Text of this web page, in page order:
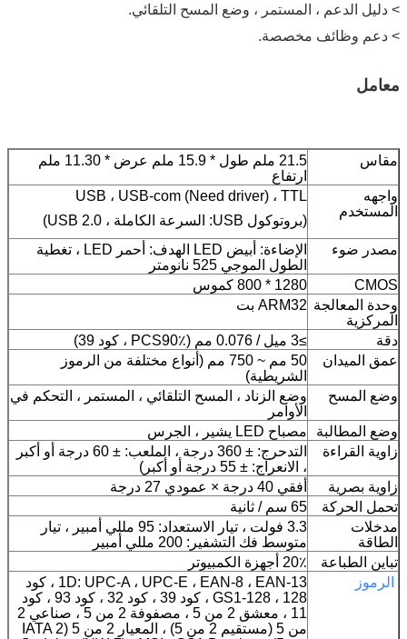
> دليل الدعم ، المستمر ، وضع المسح التلقائي.
> دعم وظائف مخصصة.
معامل
مقاس
21.5 ملم طول * 15.9 ملم عرض * 11.30 ملم
ارتفاع
واجهه
المستخدم
USB ، USB-com (Need driver) ، TTL
(بروتوكول USB: السرعة الكاملة ، USB 2.0)
مصدر ضوء
الإضاءة: أبيض LED الهدف: أحمر LED ، تغطية
الطول الموجي 525 نانومتر
CMOS
1280 * 800 كموس
وحدة المعالجة
المركزية
ARM32 بت
دقة
≥3 ميل / 0.076 مم (PCS90٪ ، كود 39)
عمق الميدان
50 مم ~ 750 مم (أنواع مختلفة من الرموز
الشريطية)
وضع المسح
وضع الزناد ، المسح التلقائي ، المستمر ، التحكم في
الأوامر
وضع المطالبة
مصباح LED يشير ، الجرس
زاوية القراءة
التدحرج: ± 360 درجة ، الملعب: ± 60 درجة أو أكبر
، الانعراج: ± 55 درجة أو أكبر)
زاوية بصرية
أفقي 40 درجة × عمودي 27 درجة
تحمل الحركة
65 سم / ثانية
مدخلات
الطاقة
3.3 فولت ، تيار الاستعداد: 95 مللي أمبير ، تيار
متوسط ​​فك التشفير: 200 مللي أمبير
تباين الطباعة
20٪ أجهزة الكمبيوتر
الرموز
1D: UPC-A ، UPC-E ، EAN-8 ، EAN-13 ، كود
128 ، GS1-128 ، كود 39 ، كود 32 ، كود 93 ، كود
11 ، معشق 2 من 5 ، مصفوفة 2 من 5 ، صناعي 2
من 5 (مستقيم 2 من 5) ، المعيار 2 من 5 (IATA 2